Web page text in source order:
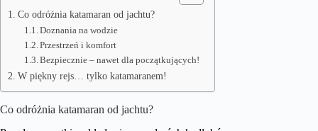
Co odróżnia katamaran od jachtu?
Doznania na wodzie
Przestrzeń i komfort
Bezpiecznie – nawet dla początkujących!
W piękny rejs… tylko katamaranem!
Co odróżnia katamaran od jachtu?